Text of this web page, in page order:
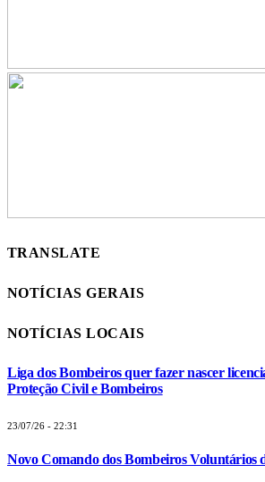
TRANSLATE
NOTÍCIAS GERAIS
NOTÍCIAS LOCAIS
Liga dos Bombeiros quer fazer nascer
Proteção Civil e Bombeiros
23/07/26 - 22:31
Novo Comando dos Bombeiros Voluntários